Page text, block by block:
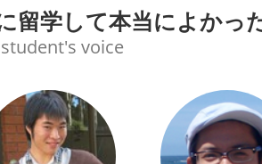
留学して本当によかっ
student's voice